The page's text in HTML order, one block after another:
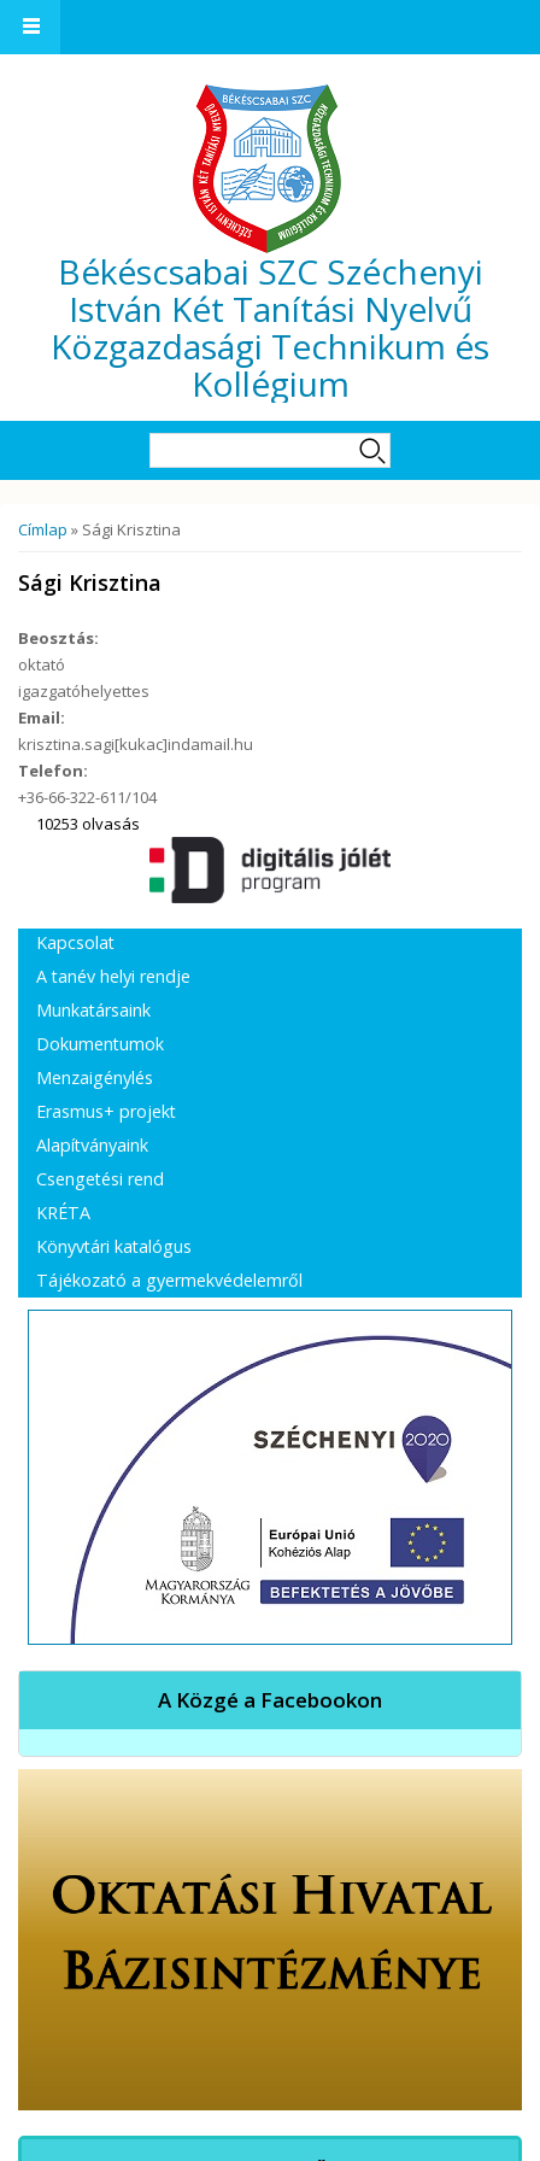
Békéscsabai SZC Széchenyi
István Két Tanítási Nyelvű
Közgazdasági Technikum és
Kollégium
Jelenlegi hely
Címlap » Sági Krisztina
Sági Krisztina
Beosztás:
oktató
igazgatóhelyettes
Email:
krisztina.sagi[kukac]indamail.hu
Telefon:
+36-66-322-611/104
10253 olvasás
Kapcsolat
A tanév helyi rendje
Munkatársaink
Dokumentumok
Menzaigénylés
Erasmus+ projekt
Alapítványaink
Csengetési rend
KRÉTA
Könyvtári katalógus
Tájékozató a gyermekvédelemről
A Közgé a Facebookon